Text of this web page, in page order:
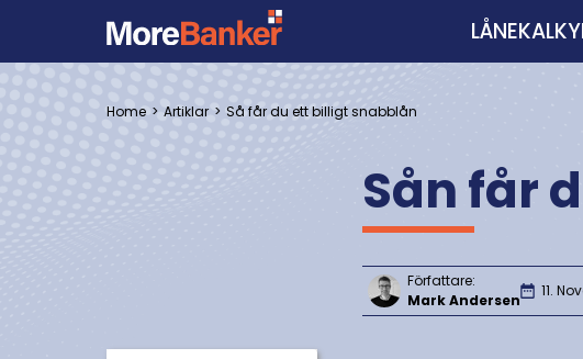
Home Artiklar Så får du ett billigt snabblån
Sån får
Författare:
Mark Andersen
11.